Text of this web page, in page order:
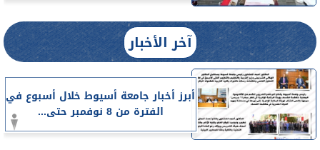
آخر الأخبار
أبرز أخبار جامعة أسيوط خلال أسبوع في
الفترة من 8 نوفمبر حتى...